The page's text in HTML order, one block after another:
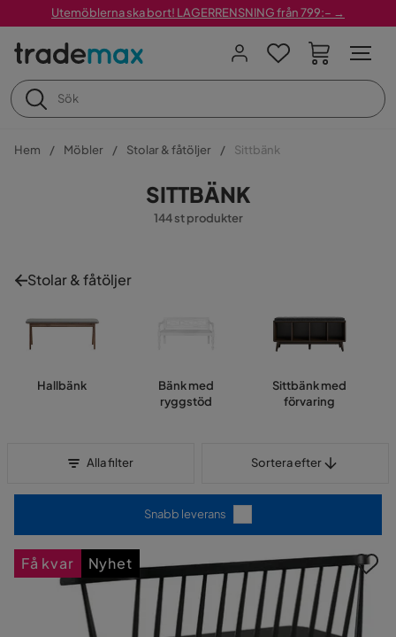
Utemöblerna ska bort! LAGERRENSNING från 799:– →
Hem Möbler Stolar & fåtöljer Sittbänk
SITTBÄNK
144 st produkter
Stolar & fåtöljer
Hallbänk
Bänk med
ryggstöd
Sittbänk med
förvaring
Alla filter Sortera efter
Snabb leverans
Få kvar Nyhet